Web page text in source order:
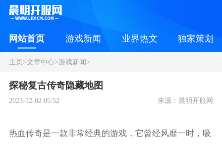
网站首页 游戏新闻 业界热文 独家策划
主页>文章中心>游戏新闻>
探秘复古传奇隐藏地图
2023-12-02 05:52 来源：晨明开服网
热血传奇是一款非常经典的游戏，它曾经风靡一时，吸